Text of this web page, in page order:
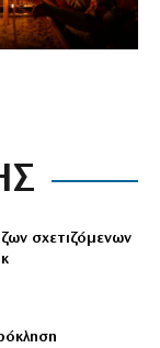
σχετιζόμενων